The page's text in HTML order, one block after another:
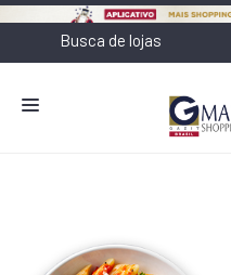
ALIMENTAÇÃO